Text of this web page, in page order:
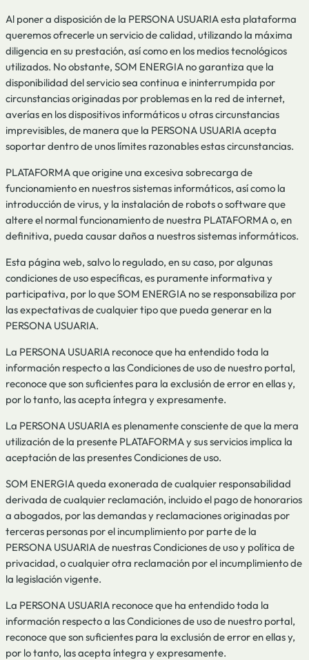
Al poner a disposición de la PERSONA USUARIA esta plataforma
queremos ofrecerle un servicio de calidad, utilizando la máxima
diligencia en su prestación, así como en los medios tecnológicos
utilizados. No obstante, SOM ENERGIA no garantiza que la
disponibilidad del servicio sea continua e ininterrumpida por
circunstancias originadas por problemas en la red de internet,
averías en los dispositivos informáticos u otras circunstancias
imprevisibles, de manera que la PERSONA USUARIA acepta
soportar dentro de unos límites razonables estas circunstancias.
PLATAFORMA que origine una excesiva sobrecarga de
funcionamiento en nuestros sistemas informáticos, así como la
introducción de virus, y la instalación de robots o software que
altere el normal funcionamiento de nuestra PLATAFORMA o, en
definitiva, pueda causar daños a nuestros sistemas informáticos.
Esta página web, salvo lo regulado, en su caso, por algunas
condiciones de uso específicas, es puramente informativa y
participativa, por lo que SOM ENERGIA no se responsabiliza por
las expectativas de cualquier tipo que pueda generar en la
PERSONA USUARIA.
La PERSONA USUARIA reconoce que ha entendido toda la
información respecto a las Condiciones de uso de nuestro portal,
reconoce que son suficientes para la exclusión de error en ellas y,
por lo tanto, las acepta íntegra y expresamente.
La PERSONA USUARIA es plenamente consciente de que la mera
utilización de la presente PLATAFORMA y sus servicios implica la
aceptación de las presentes Condiciones de uso.
SOM ENERGIA queda exonerada de cualquier responsabilidad
derivada de cualquier reclamación, incluido el pago de honorarios
a abogados, por las demandas y reclamaciones originadas por
terceras personas por el incumplimiento por parte de la
PERSONA USUARIA de nuestras Condiciones de uso y política de
privacidad, o cualquier otra reclamación por el incumplimiento de
la legislación vigente.
La PERSONA USUARIA reconoce que ha entendido toda la
información respecto a las Condiciones de uso de nuestro portal,
reconoce que son suficientes para la exclusión de error en ellas y,
por lo tanto, las acepta íntegra y expresamente.